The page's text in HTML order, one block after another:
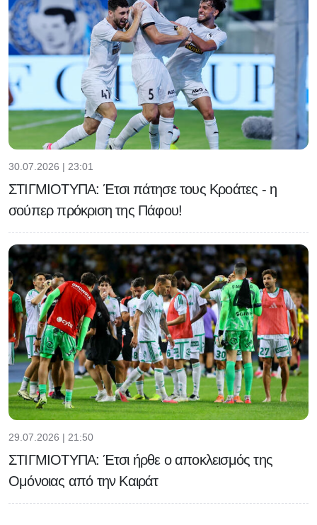
30.07.2026 | 23:01
ΣΤΙΓΜΙΟΤΥΠΑ: Έτσι πάτησε τους Κροάτες - η
σούπερ πρόκριση της Πάφου!
29.07.2026 | 21:50
ΣΤΙΓΜΙΟΤΥΠΑ: Έτσι ήρθε ο αποκλεισμός της
Ομόνοιας από την Καιράτ